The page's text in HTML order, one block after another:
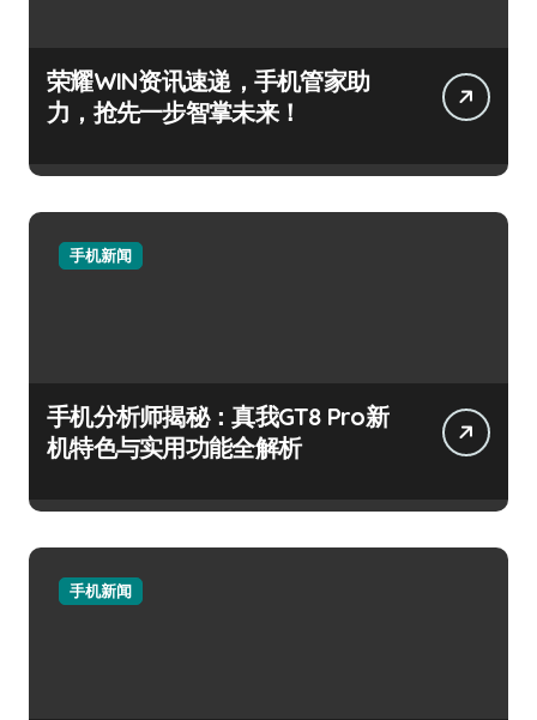
荣耀WIN资讯速递，手机管家助
力，抢先一步智掌未来！
手机新闻
手机分析师揭秘：真我GT8 Pro新
机特色与实用功能全解析
手机新闻